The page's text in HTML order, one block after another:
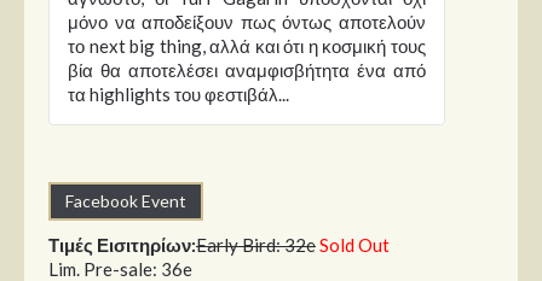
μόνο να αποδείξουν πως όντως αποτελούν
το next big thing, αλλά και ότι η κοσμική τους
βία θα αποτελέσει αναμφισβήτητα ένα από
τα highlights του φεστιβάλ...
Facebook Event
Τιμές Εισιτηρίων:Early Bird: 32eSold Out
Lim. Pre-sale: 36e